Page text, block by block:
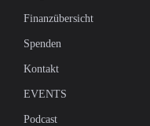
Finanzübersicht
Spenden
Kontakt
EVENTS
Podcast